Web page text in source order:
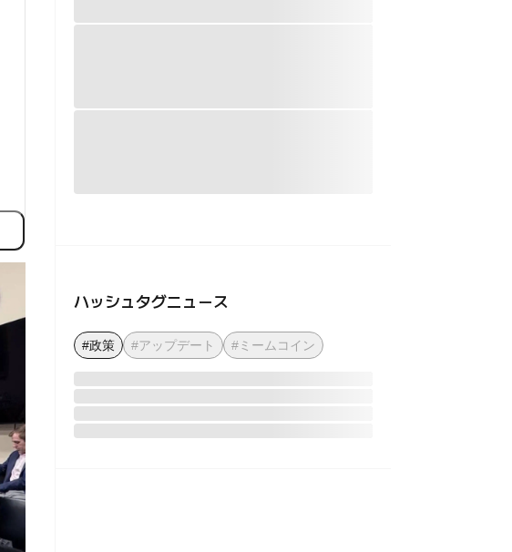
ハッシュタグニュース
#政策 #アップデート #ミームコイン